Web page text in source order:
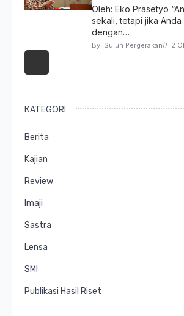
Oleh: Eko Prasetyo
sekali, tetapi jika
dengan…
By Suluh Pergerakan// 2
KATEGORI
Berita
Kajian
Review
Imaji
Sastra
Lensa
SMI
Publikasi Hasil Riset